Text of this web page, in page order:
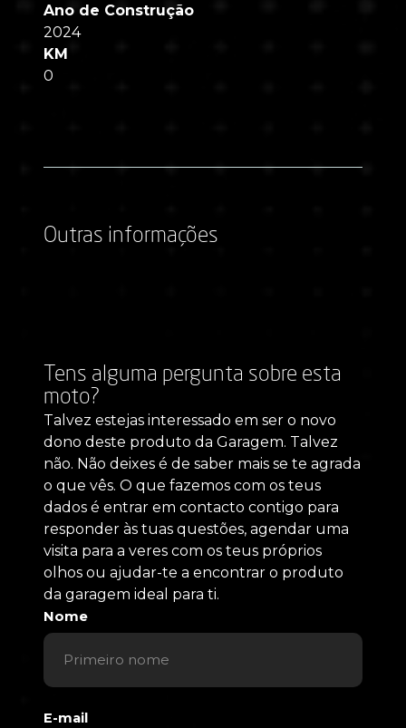
Ano de Construção
2024
KM
0
Outras informações
Tens alguma pergunta sobre esta
moto?
Talvez estejas interessado em ser o novo
dono deste produto da Garagem. Talvez
não. Não deixes é de saber mais se te agrada
o que vês. O que fazemos com os teus
dados é entrar em contacto contigo para
responder às tuas questões, agendar uma
visita para a veres com os teus próprios
olhos ou ajudar-te a encontrar o produto
da garagem ideal para ti.
Nome
E-mail